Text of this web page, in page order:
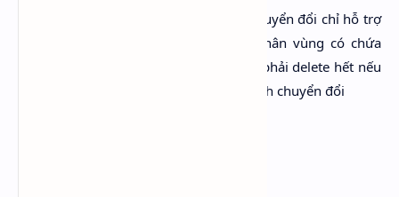
Câu trả lời là không, vì bản thân tool chuyển đổi chỉ hỗ trợ
cho Windows. Trước khi chuyển các phân vùng có chứa
Linux hay các OS khác ngoài Windows phải delete hết nếu
không muốn phát sinh lỗi trong quá trình chuyển đổi